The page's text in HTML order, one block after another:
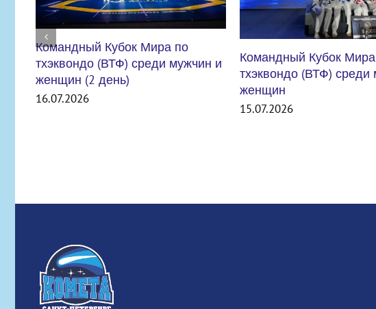
Командный Кубок Мира по
тхэквондо (ВТФ) среди мужчин и
женщин
ВНИМАНИЕ ПОЧТА